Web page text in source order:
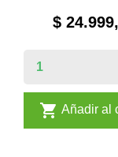
$
 Añadir al